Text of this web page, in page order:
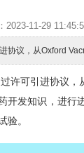
2023-11-29
协议，从Oxford
许可引进协议
开发知识，进
验。